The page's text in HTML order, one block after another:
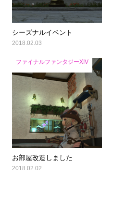
シーズナルイベント
2018.02.03
ファイナルファンタジーXIV
お部屋改造しました
2018.02.02